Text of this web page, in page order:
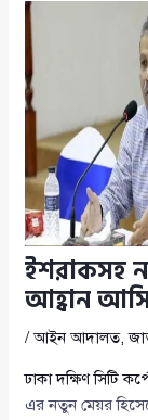
ইশরাকসহ
আহ্বান
/আইন আদালত,
ঢাকা দক্ষিণ সিটি
এর নতুন মেয়র